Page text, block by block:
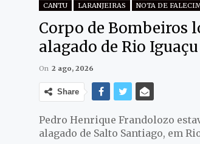
CANTU LARANJEIRAS
Corpo de Bombeiros
alagado de Rio Iguaçu
On 2 ago, 2026
Share
Pedro Henrique Frandolozo
alagado de Salto Santiago, em